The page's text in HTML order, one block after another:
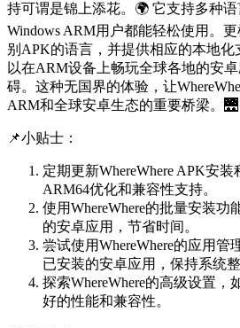
持可谓是锦上添花。🌍 它支持多种
Windows ARM用户都能轻松使用。
别APK的语言，并提供相应的本地
以在ARM设备上畅玩全球各地的安
碍。这种无国界的体验，让
ARM和全球安卓生态的重要桥梁。🌉
📌小贴士：
定期更新WhereWhere APK安
ARM64优化和兼容性支持。
使用WhereWhere的批量安装功
的安卓应用，节省时间。
尝试使用WhereWhere的应用管
已安装的安卓应用，保持系统整
探索WhereWhere的高级设置，
好的性能和兼容性。